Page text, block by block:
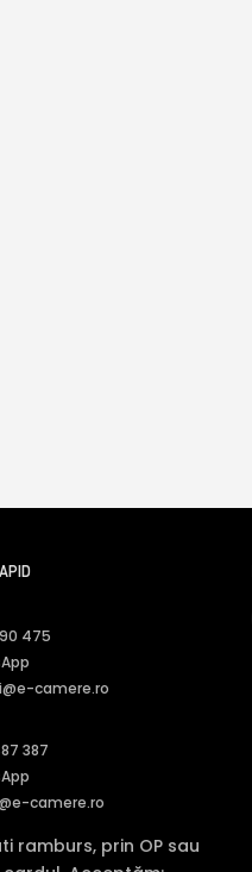
475
camere.ro
387
camere.ro
ramburs, prin OP sau